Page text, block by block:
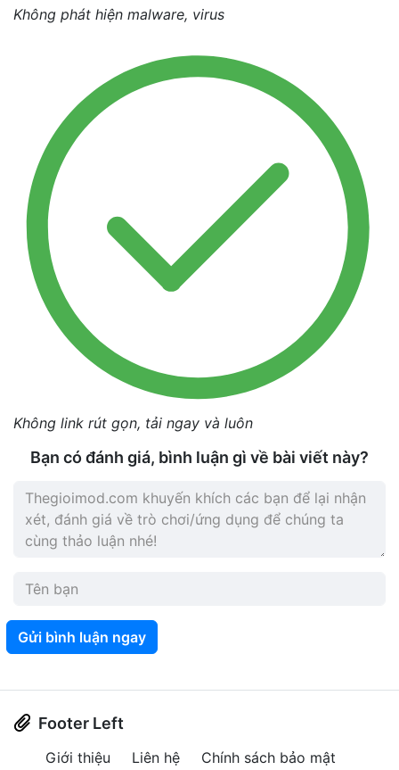
Không phát hiện malware, virus
Không link rút gọn, tải ngay và luôn
Bạn có đánh giá, bình luận gì về bài viết này?
Gửi bình luận ngay
Footer Left
Giới thiệu Liên hệ Chính sách bảo mật